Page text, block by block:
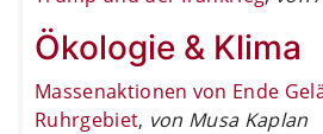
Ökologie & Klima
Massenaktionen von Ende
Ruhrgebiet, von Musa Kaplan